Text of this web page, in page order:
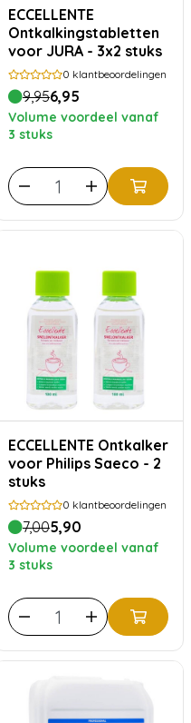
ECCELLENTE
Ontkalkingstabletten
voor JURA - 3x2 stuks
0 klantbeoordelingen
9,956,95
Volume voordeel vanaf
3 stuks
ECCELLENTE Ontkalker
voor Philips Saeco - 2
stuks
0 klantbeoordelingen
7,005,90
Volume voordeel vanaf
3 stuks